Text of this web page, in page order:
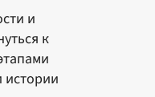
и
к
истории